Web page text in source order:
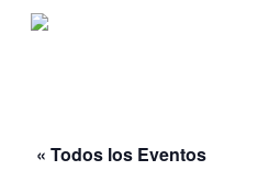
Skip
« Todos los Eventos